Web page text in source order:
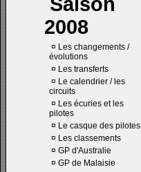
2008
¤ Les changements /
évolutions
¤ Les transferts
¤ Le calendrier / les
circuits
¤ Les écuries et les
pilotes
¤ Le casque des pilotes
¤ Les classements
¤ GP d'Australie
¤ GP de Malaisie